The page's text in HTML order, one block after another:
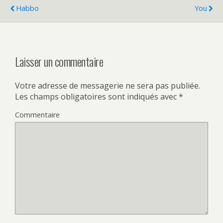
Habbo
You
Laisser un commentaire
Votre adresse de messagerie ne sera pas publiée.
Les champs obligatoires sont indiqués avec*
Commentaire